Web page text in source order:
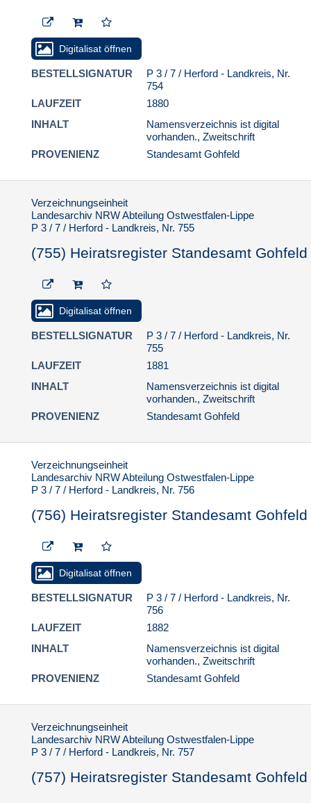
Standesamt Gohfeld
Standesamt Gohfeld
(794) Heiratsregister
Standesamt Gohfeld
Standesamt Gohfeld
(797) Heiratsregister
Standesamt Gohfeld
(800) Heiratsregister
(801) Heiratsregister
Standesamt Gohfeld
(802) Heiratsregister
Standesamt Gohfeld
(803) Heiratsregister
(804) Heiratsregister
Standesamt Gohfeld
(805) Heiratsregister
Standesamt Gohfeld
Standesamt Gohfeld
Standesamt Gohfeld
(809) Heiratsregister
Standesamt Gohfeld
(810) Heiratsregister
(812) Heiratsregister
Digitalisat öffnen
BESTELLSIGNATUR
P 3 / 7 / Herford - Landkreis, Nr.
754
LAUFZEIT
1880
INHALT
Namensverzeichnis ist digital
vorhanden., Zweitschrift
PROVENIENZ
Standesamt Gohfeld
Verzeichnungseinheit
Landesarchiv NRW Abteilung Ostwestfalen-Lippe
P 3 / 7 / Herford - Landkreis, Nr. 755
(755) Heiratsregister Standesamt Gohfeld
Digitalisat öffnen
BESTELLSIGNATUR
P 3 / 7 / Herford - Landkreis, Nr.
755
LAUFZEIT
1881
INHALT
Namensverzeichnis ist digital
vorhanden., Zweitschrift
PROVENIENZ
Standesamt Gohfeld
Verzeichnungseinheit
Landesarchiv NRW Abteilung Ostwestfalen-Lippe
P 3 / 7 / Herford - Landkreis, Nr. 756
(756) Heiratsregister Standesamt Gohfeld
Digitalisat öffnen
BESTELLSIGNATUR
P 3 / 7 / Herford - Landkreis, Nr.
756
LAUFZEIT
1882
INHALT
Namensverzeichnis ist digital
vorhanden., Zweitschrift
PROVENIENZ
Standesamt Gohfeld
Verzeichnungseinheit
Landesarchiv NRW Abteilung Ostwestfalen-Lippe
P 3 / 7 / Herford - Landkreis, Nr. 757
(757) Heiratsregister Standesamt Gohfeld